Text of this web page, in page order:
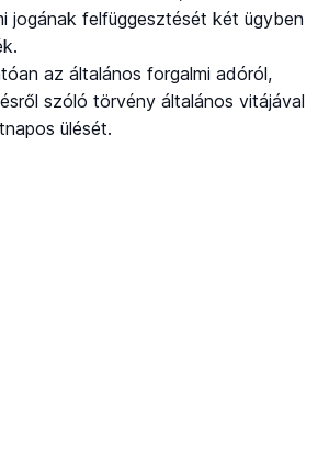
jogának felfüggesztését két ügyben
az általános forgalmi adóról,
szóló törvény általános vitájával
ülését.